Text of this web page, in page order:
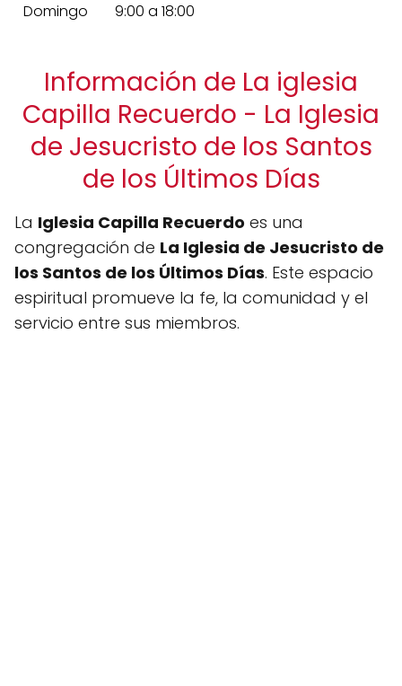
Domingo
9:00 a 18:00
Información de La iglesia
Capilla Recuerdo - La Iglesia
de Jesucristo de los Santos
de los Últimos Días
La Iglesia Capilla Recuerdo es una
congregación de La Iglesia de Jesucristo de
los Santos de los Últimos Días. Este espacio
espiritual promueve la fe, la comunidad y el
servicio entre sus miembros.